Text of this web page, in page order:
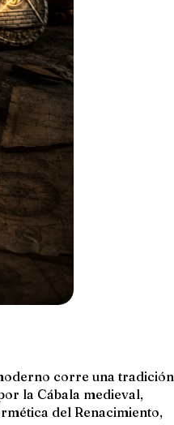
corre una tradición
la Cábala medieval,
del Renacimiento,